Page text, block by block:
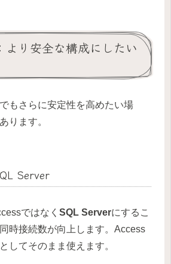
より安全な構成にしたい
もさらに安定性を高めたい場
ります。
Server
ではなく SQL Serverにするこ
時接続数が向上します。Access
してそのまま使えます。